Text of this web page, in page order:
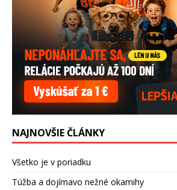
NAJNOVŠIE ČLÁNKY
Všetko je v poriadku
Túžba a dojímavo nežné okamihy